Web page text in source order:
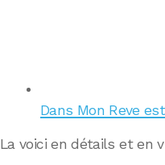
Dans Mon Reve
La voici en détails et en